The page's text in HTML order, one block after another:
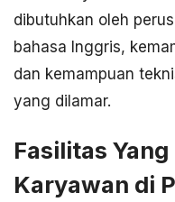
dibutuhkan oleh
bahasa Inggris,
dan kemampuan
yang dilamar.
Fasilitas
Karyawan di